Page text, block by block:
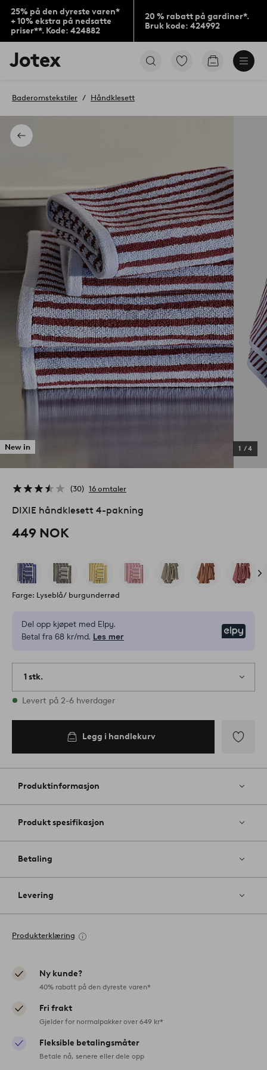
25% på den dyreste varen*
+ 10% ekstra på nedsatte
priser**. Kode: 424882
20 % rabatt på gardiner*.
Bruk kode: 424992
Jotex’
logo
til
Gå
Gå
Tilbake
Baderomstekstiler Håndklesett
New in 1 /4
30 16 omtaler
DIXIE håndklesett 4-pakning
449 NOK
Farge: Lyseblå/ burgunderrød
Del opp kjøpet med Elpy.
Betal fra 68 kr/md. Les mer
1 stk.
På lager
Levert på 2-6 hverdager
Legg i handlekurv
til
Produktinformasjon
Produkt spesifikasjon
Betaling
Levering
Produkterklæring
Ny kunde?
40% rabatt på den dyreste varen*
Fri frakt
Gjelder for normalpakker over 649 kr*
Fleksible betalingsmåter
Betale nå, senere eller dele opp